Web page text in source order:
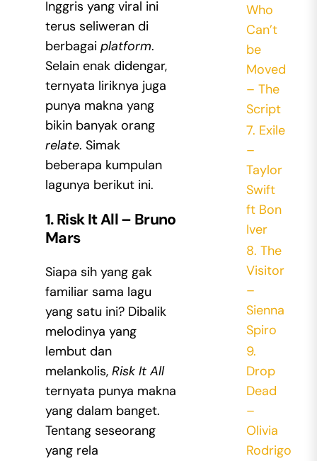
Inggris yang viral ini
terus seliweran di
berbagai platform.
Selain enak didengar,
ternyata liriknya juga
punya makna yang
bikin banyak orang
relate. Simak
beberapa kumpulan
lagunya berikut ini.
1. Risk It All – Bruno
Mars
Siapa sih yang gak
familiar sama lagu
yang satu ini? Dibalik
melodinya yang
lembut dan
melankolis, Risk It All
ternyata punya makna
yang dalam banget.
Tentang seseorang
yang rela
Who
Can’t
be
Moved
– The
Script
7. Exile
–
Taylor
Swift
ft Bon
Iver
8. The
Visitor
–
Sienna
Spiro
9.
Drop
Dead
–
Olivia
Rodrigo